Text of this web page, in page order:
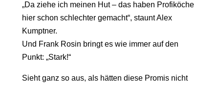
„Da ziehe ich meinen Hut – das haben Profiköche
hier schon schlechter gemacht“, staunt Alex
Kumptner.
Und Frank Rosin bringt es wie immer auf den
Punkt: „Stark!“
Sieht ganz so aus, als hätten diese Promis nicht